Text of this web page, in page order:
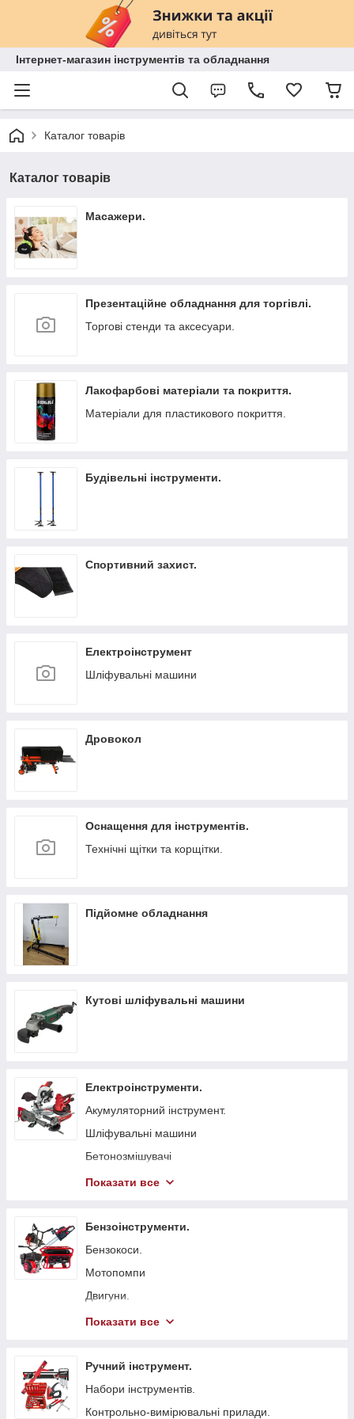
Інтернет-магазин інструментів та обладнання
Каталог товарів
Каталог товарів
Масажери.
Презентаційне обладнання для торгівлі.
Торгові стенди та аксесуари.
Лакофарбові матеріали та покриття.
Матеріали для пластикового покриття.
Будівельні інструменти.
Спортивний захист.
Електроінструмент
Шліфувальні машини
Дровокол
Оснащення для інструментів.
Технічні щітки та корщітки.
Підйомне обладнання
Кутові шліфувальні машини
Електроінструменти.
Акумуляторний інструмент.
Шліфувальні машини
Бетонозмішувачі
Болгарка (КШМ)
Вібратори глибинні для бетону
Стрічкові пили
Токарні станки
Гайковерти мережеві
Свердлильні верстати
Штроборізи
Плиткорізи.
Електроножиці
Показати все
Бензоінструменти.
Бензокоси.
Мотопомпи
Двигуни.
Бензопили.
Віброплити
Бензинові газонокосарки.
Бетонорізи
Показати все
Ручний інструмент.
Набори інструментів.
Контрольно-вимірювальні прилади.